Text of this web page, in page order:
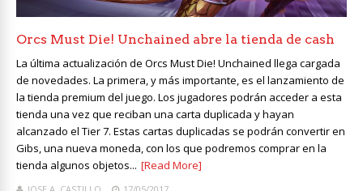
Orcs Must Die! Unchained abre la tienda de cash
La última actualización de Orcs Must Die! Unchained llega cargada
de novedades. La primera, y más importante, es el lanzamiento de
la tienda premium del juego. Los jugadores podrán acceder a esta
tienda una vez que reciban una carta duplicada y hayan
alcanzado el Tier 7. Estas cartas duplicadas se podrán convertir en
Gibs, una nueva moneda, con los que podremos comprar en la
tienda algunos objetos... [Read More]